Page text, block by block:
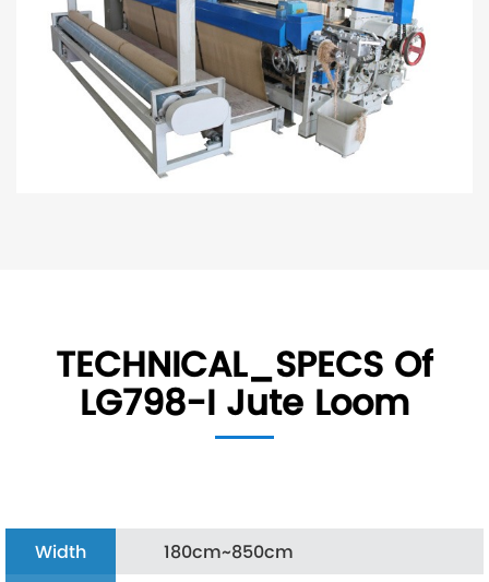
TECHNICAL_SPECS Of
LG798-I Jute Loom
Width 180cm~850cm